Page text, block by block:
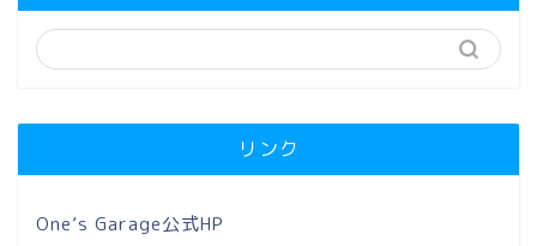
リンク
One’s Garage公式HP